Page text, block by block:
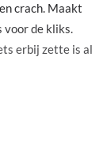
crach. Maakt
voor de kliks.
erbij zette is al